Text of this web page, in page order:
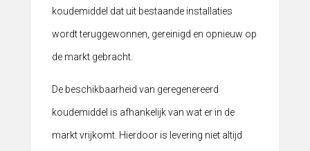
koudemiddel dat uit bestaande installaties
wordt teruggewonnen, gereinigd en opnieuw op
de markt gebracht.
De beschikbaarheid van geregenereerd
koudemiddel is afhankelijk van wat er in de
markt vrijkomt. Hierdoor is levering niet altijd